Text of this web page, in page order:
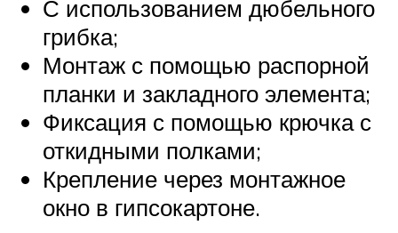
С использованием дюбельного
грибка;
Монтаж с помощью распорной
планки и закладного элемента;
Фиксация с помощью крючка с
откидными полками;
Крепление через монтажное
окно в гипсокартоне.